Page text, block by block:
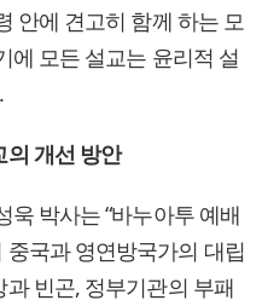
안에 견고히 함께 하는 모
에 모든 설교는 윤리적 설
개선 방안
박사는 “바누아투 예배
국과 영연방국가의 대립
빈곤, 정부기관의 부패